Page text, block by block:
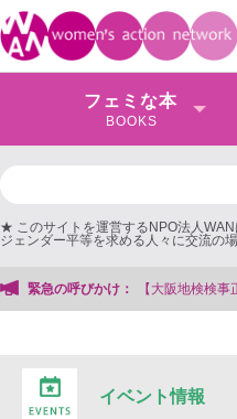
フェミな本
BOOKS
★ このサイトを運営するNPO法人
ジェンダー平等を求める人々に交流の
緊急の呼びかけ：
検事正による女性検事への性的暴行
イベント情報